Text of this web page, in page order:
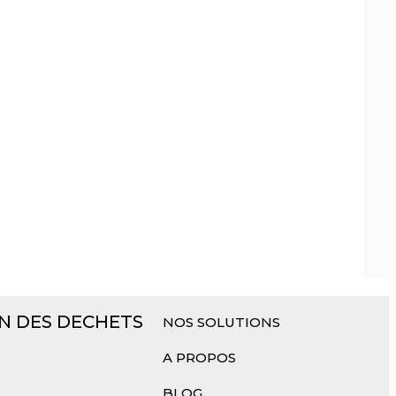
DES DECHETS
NOS SOLUTIONS
A PROPOS